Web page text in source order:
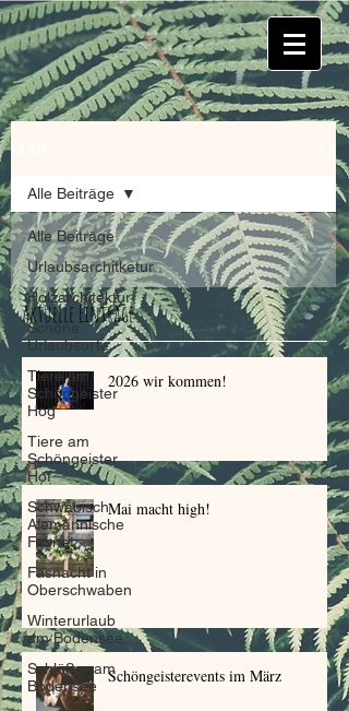
Alle Beiträge
Urlaubsarchitketur
Holzarchitektur
Schöne
Urlaubsorte
Tiere am
Schöngeister
Hog
Tiere am
Schöngeister
Hof
Schwäbisch
Alemannische
Fasnet
Fasnacht in
Oberschwaben
Winterurlaub
am Bodensee
Schlößer am
Bodensee
Alle Beiträge
Aktuelle Einträge
2026 wir kommen!
Mai macht high!
Schöngeisterevents im März